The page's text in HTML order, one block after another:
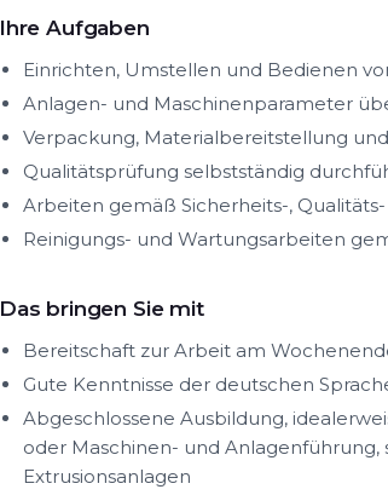
Ihre Aufgaben
Einrichten, Umstellen und Bedienen
Anlagen- und Maschinenparameter
Verpackung, Materialbereitstellung
Qualitätsprüfung selbstständig
Arbeiten gemäß Sicherheits-,
Reinigungs- und Wartungsarbeiten
Das bringen Sie mit
Bereitschaft zur Arbeit am
Gute Kenntnisse der deutschen
Abgeschlossene Ausbildung,
oder Maschinen- und
Extrusionsanlagen